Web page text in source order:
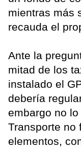
mientras más
recauda el
Ante la
mitad de los
instalado el
debería
embargo no
Transporte no
elementos,